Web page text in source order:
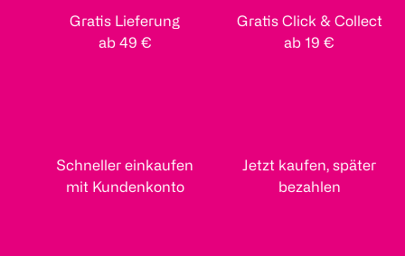
Gratis Lieferung
ab 49 €
Gratis Click & Collect
ab 19 €
Schneller einkaufen
mit Kundenkonto
Jetzt kaufen, später
bezahlen